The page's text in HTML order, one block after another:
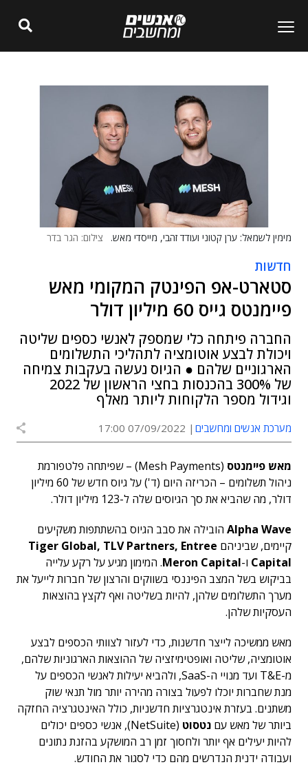
מימין לשמאל: ערן קטוני ועודד זהבי, מייסדי מאש. צילום: הגר בדר
חדשות
סטארט-אפ הפינטק המקומי מאש
פיימנטס גייס 60 מיליון דולר
החברה פיתחה כלי שמספק לאנשי כספים שליטה
ויכולת לבצע אוטומציה לתהליכי התשלומים
הארגוניים שלהם ● הגיוס נעשה בעקבות צמיחה
של 300% בהכנסות בחצי הראשון של 2022
וגידול מספר הלקוחות ליותר מאלף
מערכת אנשים ומחשבים 07/09/2022 17:00
מאש פיימנטס
(Mesh Payments) – שפיתחה פלטפורמת
ניהול תשלומים – הכריזה היום (ד') על גיוס חדש של 60 מיליון
דולר, מה שהביא את סך הגיוסים שלה ל-123 מיליון דולר.
Alpha Wave הובילה את סבב הגיוס בהשתתפות משקיעים
קיימים, שביניהם Tiger Global, TLV Partners, Entree
Capital ו-Meron Capital. המימון מגיע על רקע עלייה
בביקוש בשל המצב הפיננסי בשווקים והרצון של חברות לייעל את
מערך התשלומים שלהן, להיות בשליטה ואף לקצץ בהוצאות
העסקיות שלהן.
מאש ממשיכה לייצר חדשנות, כדי לעזור לצוותי הכספים לבצע
אוטומציה, שליטה ואופטימיזציה של ההוצאות הארגוניות שלהם,
מ-T&E ועד מנויי ה-SaaS, ולהביא יעילות לאנשי הכספים על
מנת שחברות יוכלו לפעול בצורה מהירה יותר מול תנאי שוק
משתנים. בעזרת אינטגרציות חדשניות, כולל האינטגרציה החזקה
ביותר של מאש עם נטסוט
(NetSuite), אנשי כספים יכולים
להיות יעילים אף יותר ולחסוך זמן רב המושקע בהזנת נתונים
ועבודה ידנית הנדרשים מהם כדי לסגור את החודש.